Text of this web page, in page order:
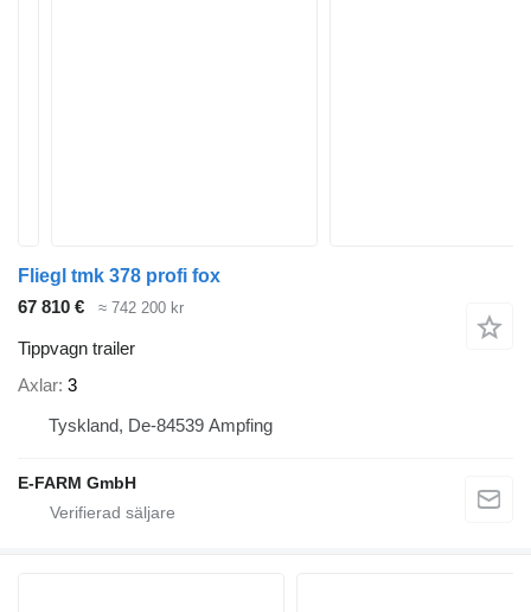
Fliegl tmk 378 profi fox
67 810 €
≈ 742 200 kr
Tippvagn trailer
Axlar 3
Tyskland, De-84539 Ampfing
E-FARM GmbH